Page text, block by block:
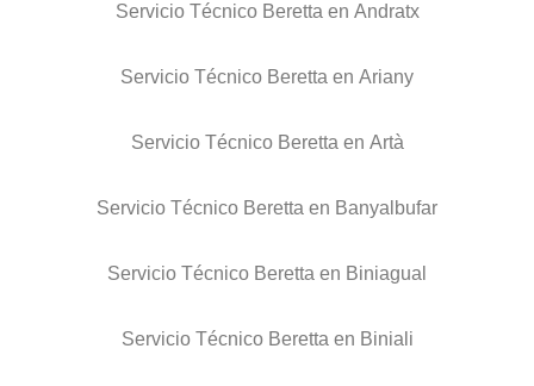
Servicio Técnico Beretta en Andratx
Servicio Técnico Beretta en Ariany
Servicio Técnico Beretta en Artà
Servicio Técnico Beretta en Banyalbufar
Servicio Técnico Beretta en Biniagual
Servicio Técnico Beretta en Biniali